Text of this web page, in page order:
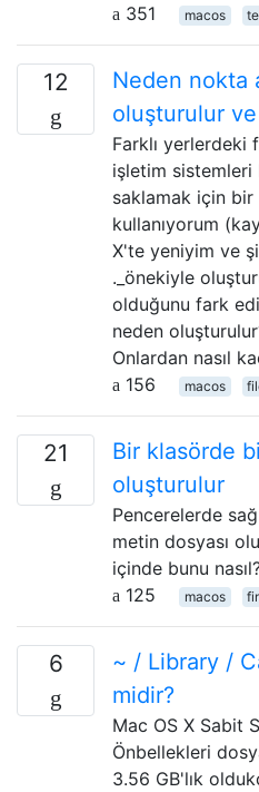
351
macos
12
Neden nokta
oluşturulur
Farklı yerlerdeki
işletim sistemleri
saklamak için bir
kullanıyorum
X'te yeniyim ve
._önekiyle
olduğunu fark
neden
Onlardan nasıl
156
macos
21
Bir klasörde
oluşturulur
Pencerelerde
metin dosyası
içinde bunu
125
macos
6
~ / Library /
midir?
Mac OS X Sabit
Önbellekleri
3.56 GB'lık